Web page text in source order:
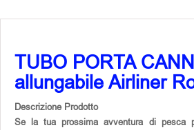
TUBO PORTA
allungabile Airliner
Descrizione Prodotto
Se la tua prossima avventura di pesca